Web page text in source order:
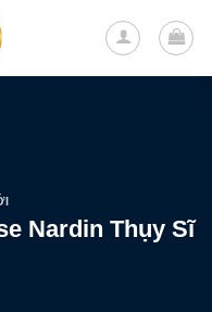
Nardin Thụy Sĩ